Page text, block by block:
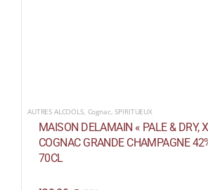
AUTRES ALCOOLS, Cognac ,SPIRITUEUX
MAISON DELAMAIN « PALE & DRY,
COGNAC GRANDE CHAMPAGNE
70CL